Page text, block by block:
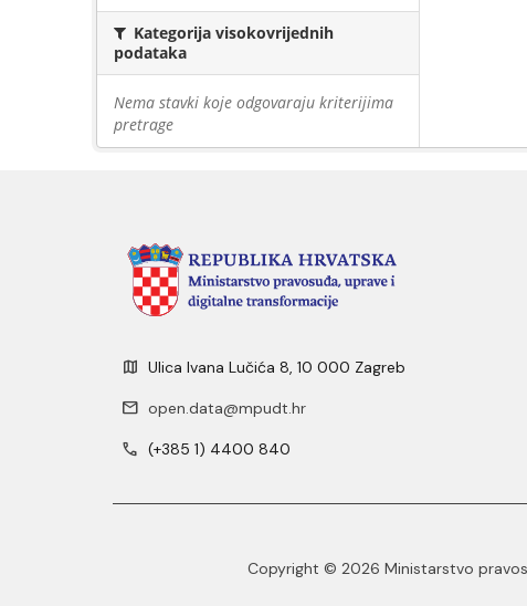
Kategorija visokovrijednih
podataka
Nema stavki koje odgovaraju kriterijima
pretrage